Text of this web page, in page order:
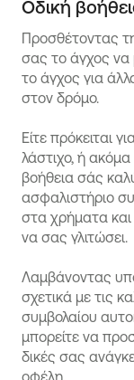
Οδική
Προσθέτοντας
σας το άγχος να
το άγχος για
στον δρόμο.
Είτε πρόκειται
λάστιχο, ή
βοήθεια σάς
ασφαλιστήριο
στα χρήματα και
να σας γλιτώσει.
Λαμβάνοντας
σχετικά με τις
συμβολαίου
μπορείτε να
δικές σας
οφέλη.